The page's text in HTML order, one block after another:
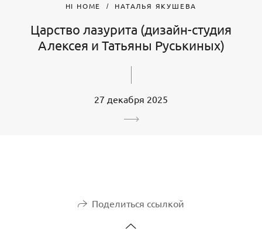
HI HOME НАТАЛЬЯ ЯКУШЕВА
Царство лазурита (дизайн-студия
Алексея и Татьяны Руськиных)
27 декабря 2025
Поделиться ссылкой